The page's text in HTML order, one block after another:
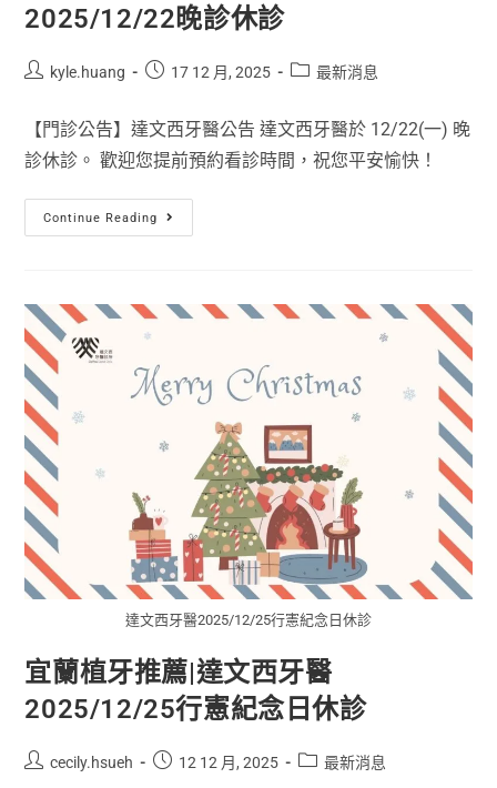
2025/12/22晚診休診
kyle.huang 17 12 月, 2025 最新消息
【門診公告】達文西牙醫公告 達文西牙醫於 12/22(一) 晚
診休診。 歡迎您提前預約看診時間，祝您平安愉快！
Continue Reading
達文西牙醫2025/12/25行憲紀念日休診
宜蘭植牙推薦|達文西牙醫
2025/12/25行憲紀念日休診
cecily.hsueh 12 12 月, 2025 最新消息